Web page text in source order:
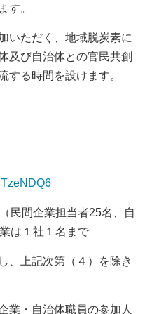
す。
いただく、地域脱炭素に
及び自治体との官民共創
する時間を設けます。
民間企業担当者25名、自
は１社１名まで
上記次第（４）を除き
業・自治体職員の参加人